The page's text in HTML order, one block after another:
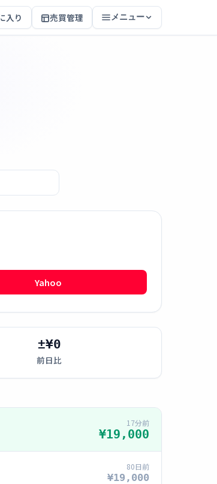
入り 売買管理 メニュー
Yahoo
±¥0
前日比
17分前
¥19,000
80日前
¥19,000